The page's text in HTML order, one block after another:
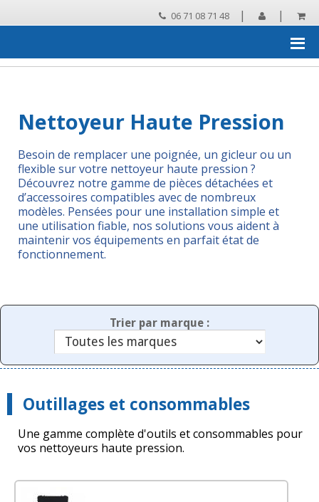
06 71 08 71 48 | |
pièces détachées et
Nettoyeur Haute Pression
Besoin de remplacer une poignée, un gicleur ou un
flexible sur votre nettoyeur haute pression ?
Découvrez notre gamme de pièces détachées et
d’accessoires compatibles avec de nombreux
modèles. Pensées pour une installation simple et
une utilisation fiable, nos solutions vous aident à
maintenir vos équipements en parfait état de
fonctionnement.
Trier par marque :
Outillages et consommables
Une gamme complète d'outils et consommables pour
vos nettoyeurs haute pression.